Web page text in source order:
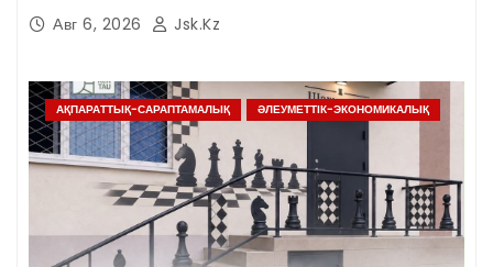
Авг 6, 2026 Jsk.kz
АҚПАРАТТЫҚ-САРАПТАМАЛЫҚ ӘЛЕУМЕТТІК-ЭКОНОМИКАЛЫҚ